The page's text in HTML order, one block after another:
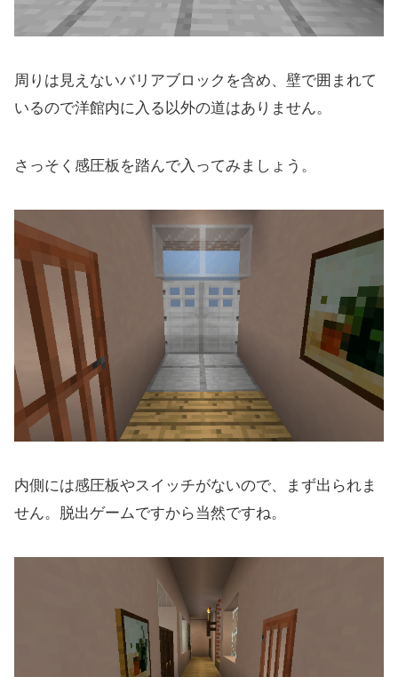
周りは見えないバリアブロックを含め、壁で囲まれて
いるので洋館内に入る以外の道はありません。
さっそく感圧板を踏んで入ってみましょう。
内側には感圧板やスイッチがないので、まず出られま
せん。脱出ゲームですから当然ですね。